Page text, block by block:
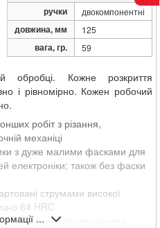
ручки
двокомпонентні
довжина, мм 125
вага, гр. 59
обробці. Кожне розкриття
і рівномірно. Кожен робочий
робіт з різання,
механіці
з дуже малими фасками для
електроніки; також без фаски
струмами високої
64 HRC
з традиційними
...